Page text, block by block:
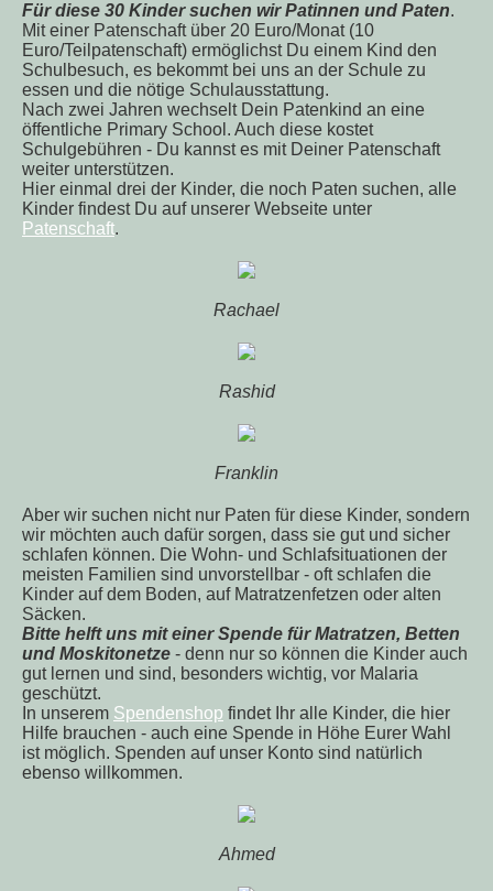
Für diese 30 Kinder suchen wir Patinnen und Paten.
Mit einer Patenschaft über 20 Euro/Monat (10
Euro/Teilpatenschaft) ermöglichst Du einem Kind den
Schulbesuch, es bekommt bei uns an der Schule zu
essen und die nötige Schulausstattung.
Nach zwei Jahren wechselt Dein Patenkind an eine
öffentliche Primary School. Auch diese kostet
Schulgebühren - Du kannst es mit Deiner Patenschaft
weiter unterstützen.
Hier einmal drei der Kinder, die noch Paten suchen, alle
Kinder findest Du auf unserer Webseite unter
Patenschaft.
Rachael
Rashid
Franklin
Aber wir suchen nicht nur Paten für diese Kinder, sondern
wir möchten auch dafür sorgen, dass sie gut und sicher
schlafen können. Die Wohn- und Schlafsituationen der
meisten Familien sind unvorstellbar - oft schlafen die
Kinder auf dem Boden, auf Matratzenfetzen oder alten
Säcken.
Bitte helft uns mit einer Spende für Matratzen, Betten
und Moskitonetze - denn nur so können die Kinder auch
gut lernen und sind, besonders wichtig, vor Malaria
geschützt.
In unserem Spendenshop findet Ihr alle Kinder, die hier
Hilfe brauchen - auch eine Spende in Höhe Eurer Wahl
ist möglich. Spenden auf unser Konto sind natürlich
ebenso willkommen.
Ahmed